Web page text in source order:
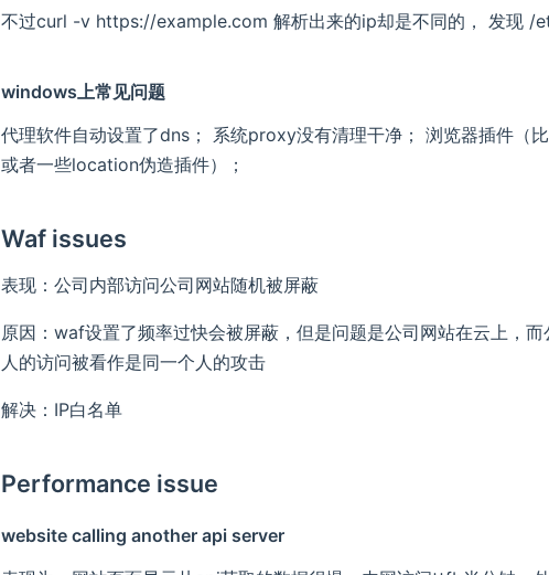
不过curl -v https://example.com 解析出来的ip却是不同的， 发现
windows上常见问题
代理软件自动设置了dns； 系统proxy没有清理干净； 浏览器插件（
或者一些location伪造插件）；
Waf issues
表现：公司内部访问公司网站随机被屏蔽
原因：waf设置了频率过快会被屏蔽，但是问题是公司网站在云上，
人的访问被看作是同一个人的攻击
解决：IP白名单
Performance issue
website calling another api server